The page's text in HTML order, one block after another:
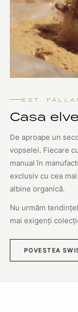
EST.
Casa
De aproape un
vopselei. Fiecare
manual în
exclusiv cu cea
albine organică.
Nu urmăm
mai exigenți
POVESTEA